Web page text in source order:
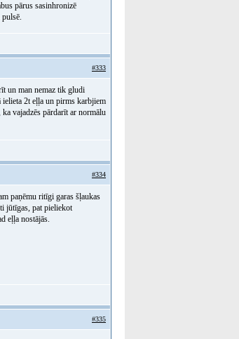
pārus sasinhronizē
#333
un man nemaz tik gludi
ielieta 2t eļļa un pirms karbjiem
vajadzēs pārdarīt ar normālu
#334
paņēmu ritīgi garas šļaukas
jūtīgas, pat pieliekot
eļļa nostājās.
#335